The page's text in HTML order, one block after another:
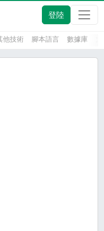
登陸
他技術 腳本語言 數據庫